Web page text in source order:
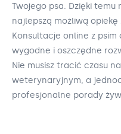
Twojego psa. Dzięki temu
najlepszą możliwą opiekę
Konsultacje online z
wygodne i oszczędne
Nie musisz tracić czasu
weterynaryjnym, a
profesjonalne porady